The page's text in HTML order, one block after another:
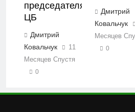
председателя
ЦБ
Дмитрий
Ковальчук
11
Месяцев Спустя
0
Дмитрий
Ковальчук
Месяцев
0